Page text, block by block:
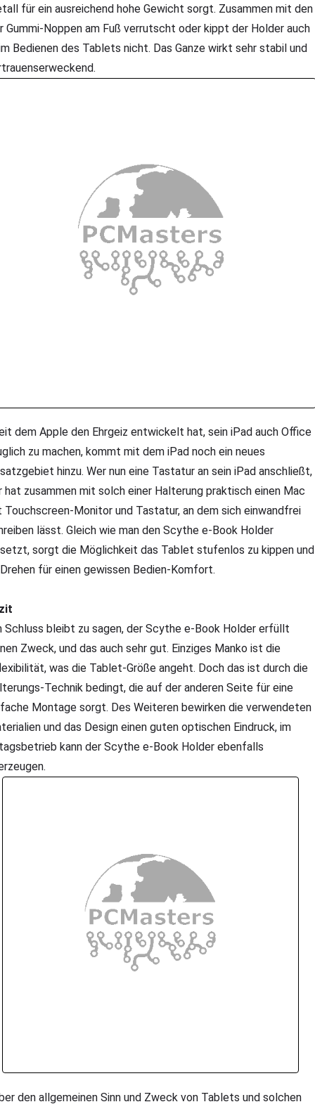
für ein ausreichend hohe Gewicht sorgt. Zusammen mit den
Gummi-Noppen am Fuß verrutscht oder kippt der Holder auch
Bedienen des Tablets nicht. Das Ganze wirkt sehr stabil und
dem Apple den Ehrgeiz entwickelt hat, sein iPad auch Office
zu machen, kommt mit dem iPad noch ein neues
hinzu. Wer nun eine Tastatur an sein iPad anschließt,
hat zusammen mit solch einer Halterung praktisch einen Mac
Touchscreen-Monitor und Tastatur, an dem sich einwandfrei
lässt. Gleich wie man den Scythe e-Book Holder
sorgt die Möglichkeit das Tablet stufenlos zu kippen und
für einen gewissen Bedien-Komfort.
Schluss bleibt zu sagen, der Scythe e-Book Holder erfüllt
Zweck, und das auch sehr gut. Einziges Manko ist die
was die Tablet-Größe angeht. Doch das ist durch die
Technik bedingt, die auf der anderen Seite für eine
Montage sorgt. Des Weiteren bewirken die verwendeten
und das Design einen guten optischen Eindruck, im
kann der Scythe e-Book Holder ebenfalls
den allgemeinen Sinn und Zweck von Tablets und solchen